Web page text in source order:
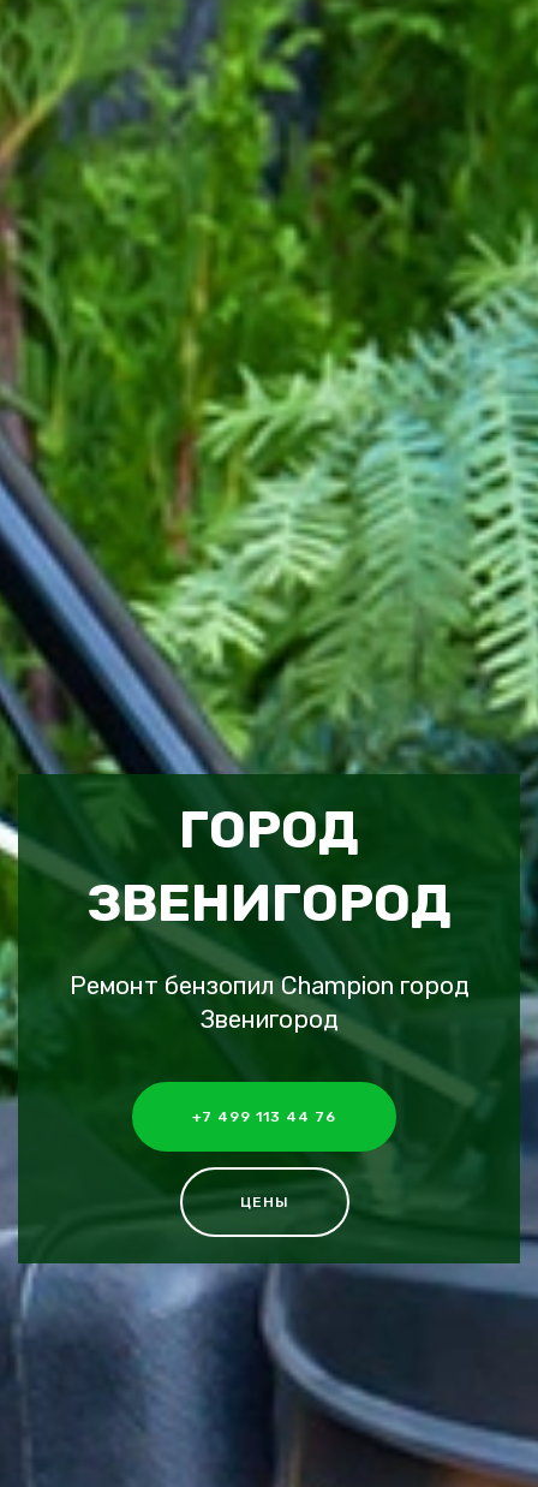
ГОРОД
ЗВЕНИГОРОД
Ремонт бензопил Champion город
Звенигород
+7 499 113 44 76
ЦЕНЫ